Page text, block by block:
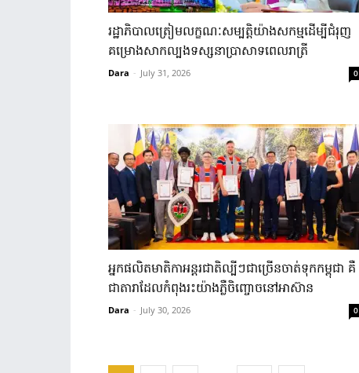
រដ្ឋាភិបាល​ត្រៀម​លក្ខណៈ​សម្បត្តិ​យ៉ាង​សកម្ម​ដើម្បី​ជំរុញ
គម្រោង​សាកល្បង​ទស្សនា​ប្រាសាទ​ពេលរាត្រី​
Dara - July 31, 2026 0
អ្នក​ផលិត​មាតិកា​អន្តរជាតិ​ល្បីៗ​ជា​ច្រើន​ចាត់​ទុក​កម្ពុជា​ គឺ​
ជា​តារា​ដែល​កំពុង​រះ​យ៉ាង​ភ្លឺ​ចិញ្ចោច​នៅ​អាស៊ាន​
Dara - July 30, 2026 0